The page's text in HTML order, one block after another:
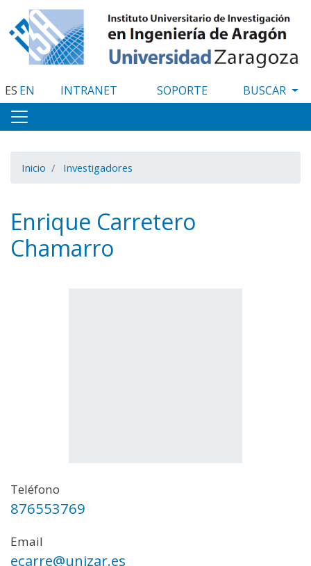
al
contenido
principal
ES EN INTRANET SOPORTE
Inicio Investigadores
Enrique Carretero
Chamarro
Teléfono
876553769
Email
ecarre@unizar.es